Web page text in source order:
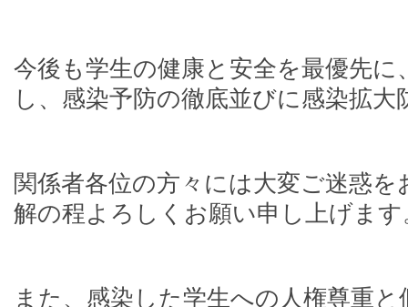
今後も学生の健康と安全を最優先
し、感染予防の徹底並びに感染拡
関係者各位の方々には大変ご迷惑
解の程よろしくお願い申し上げま
また、感染した学生への人権尊重